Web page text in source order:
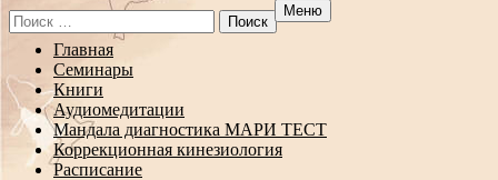
Search
for:
Меню
Перейти
содержанию
Главная
Семинары
Книги
Аудиомедитации
Мандала диагностика МАРИ ТЕСТ
Коррекционная кинезиология
Расписание